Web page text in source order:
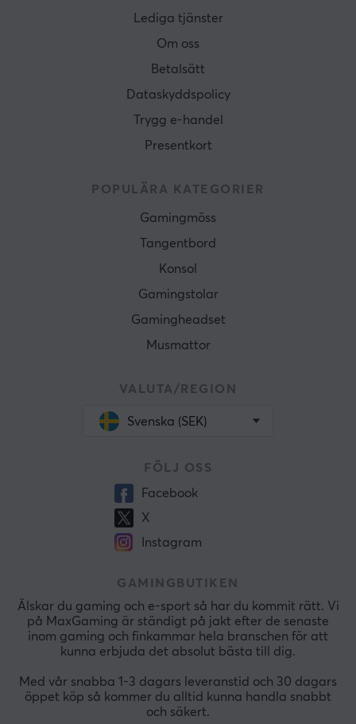
Lediga tjänster
Om oss
Betalsätt
Dataskyddspolicy
Trygg e-handel
Presentkort
POPULÄRA KATEGORIER
Gamingmöss
Tangentbord
Konsol
Gamingstolar
Gamingheadset
Musmattor
VALUTA/REGION
Svenska (SEK)
FÖLJ OSS
Facebook
X
Instagram
GAMINGBUTIKEN
Älskar du gaming och e-sport så har du kommit rätt. Vi
på MaxGaming är ständigt på jakt efter de senaste
inom gaming och finkammar hela branschen för att
kunna erbjuda det absolut bästa till dig.
Med vår snabba 1-3 dagars leveranstid och 30 dagars
öppet köp så kommer du alltid kunna handla snabbt
och säkert.